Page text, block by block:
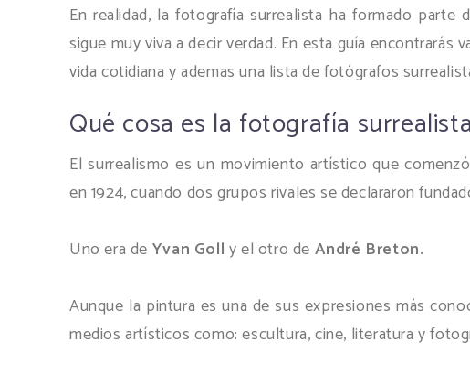
En realidad, la fotografía surrealista ha formado
sigue muy viva a decir verdad. En esta guía encontrarás
vida cotidiana y ademas una lista de fotógrafos
Qué cosa es la fotografía
El surrealismo es un movimiento artístico que
en 1924, cuando dos grupos rivales se declararon
Uno era de Yvan Goll y el otro de André Breton.
Aunque la pintura es una de sus expresiones más
medios artísticos como: escultura, cine, literatura y